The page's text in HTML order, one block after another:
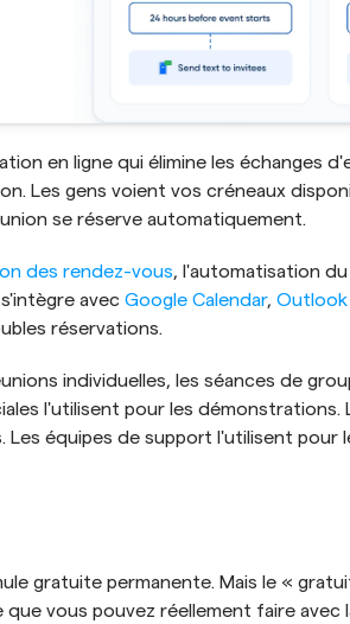
en ligne qui élimine les échanges
Les gens voient vos créneaux
se réserve automatiquement.
des rendez-vous, l'automatisation
avec Google Calendar, Outlook
réservations.
individuelles, les séances de
l'utilisent pour les démonstrations.
Les équipes de support l'utilisent pour
gratuite permanente. Mais le «
que vous pouvez réellement faire